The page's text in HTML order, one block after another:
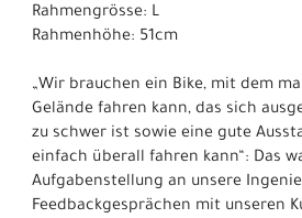
Rahmengrösse: L
Rahmenhöhe: 51cm
„Wir brauchen ein Bike, mit dem
Gelände fahren kann, das sich
zu schwer ist sowie eine gute
einfach überall fahren kann“: Das
Aufgabenstellung an unsere
Feedbackgesprächen mit unseren